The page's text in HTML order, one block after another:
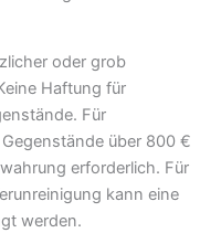
oder grob
Haftung für
Für
über 800 €
erforderlich. Für
kann eine
werden.